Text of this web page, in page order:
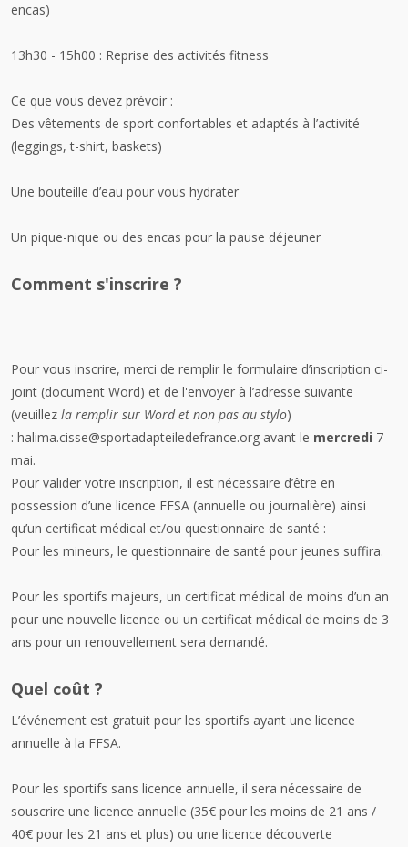
encas)
13h30 - 15h00 : Reprise des activités fitness
Ce que vous devez prévoir :
Des vêtements de sport confortables et adaptés à l’activité
(leggings, t-shirt, baskets)
Une bouteille d’eau pour vous hydrater
Un pique-nique ou des encas pour la pause déjeuner
Comment s'inscrire ?
Pour vous inscrire, merci de remplir le formulaire d’inscription ci-
joint (document Word) et de l'envoyer à l’adresse suivante
(veuillez la remplir sur Word et non pas au stylo)
: halima.cisse@sportadapteiledefrance.org avant le mercredi 7
mai.
Pour valider votre inscription, il est nécessaire d’être en
possession d’une licence FFSA (annuelle ou journalière) ainsi
qu’un certificat médical et/ou questionnaire de santé :
Pour les mineurs, le questionnaire de santé pour jeunes suffira.
Pour les sportifs majeurs, un certificat médical de moins d’un an
pour une nouvelle licence ou un certificat médical de moins de 3
ans pour un renouvellement sera demandé.
Quel coût ?
L’événement est gratuit pour les sportifs ayant une licence
annuelle à la FFSA.
Pour les sportifs sans licence annuelle, il sera nécessaire de
souscrire une licence annuelle (35€ pour les moins de 21 ans /
40€ pour les 21 ans et plus) ou une licence découverte